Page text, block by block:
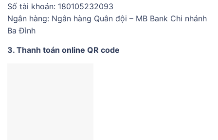
Số tài khoản: 180105232093
Ngân hàng: Ngân hàng Quân đội – MB Bank Chi nhánh
Ba Đình
3. Thanh toán online QR code